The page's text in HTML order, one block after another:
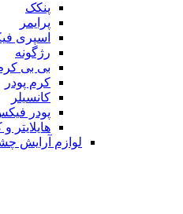
پنکک
پرایمر
اسپری
رژگونه
بی بی
کرم پودر
کانسیلر
پودر
هایلایتر
لوازم آرایش